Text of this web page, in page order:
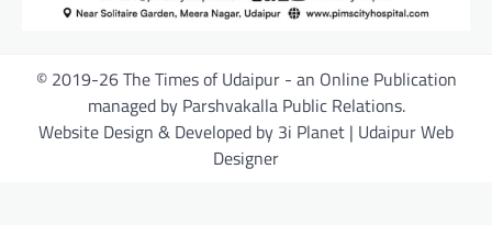
© 2019-26 The Times of Udaipur - an Online Publication
managed by Parshvakalla Public Relations.
Website Design & Developed by 3i Planet | Udaipur Web
Designer